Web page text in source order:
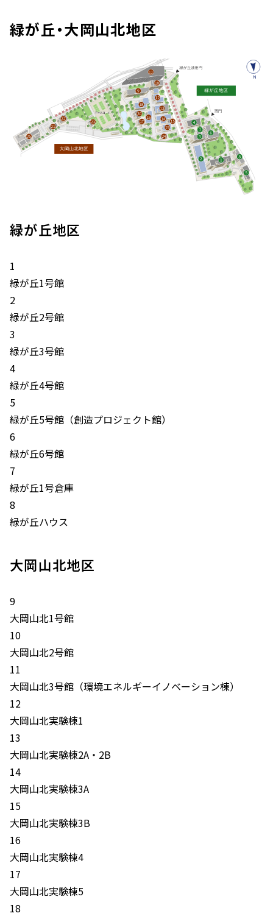
緑が丘・大岡山北地区
緑が丘地区
1
緑が丘1号館
2
緑が丘2号館
3
緑が丘3号館
4
緑が丘4号館
5
緑が丘5号館（創造プロジェクト館）
6
緑が丘6号館
7
緑が丘1号倉庫
8
緑が丘ハウス
大岡山北地区
9
大岡山北1号館
10
大岡山北2号館
11
大岡山北3号館（環境エネルギーイノベーション棟）
12
大岡山北実験棟1
13
大岡山北実験棟2A・2B
14
大岡山北実験棟3A
15
大岡山北実験棟3B
16
大岡山北実験棟4
17
大岡山北実験棟5
18